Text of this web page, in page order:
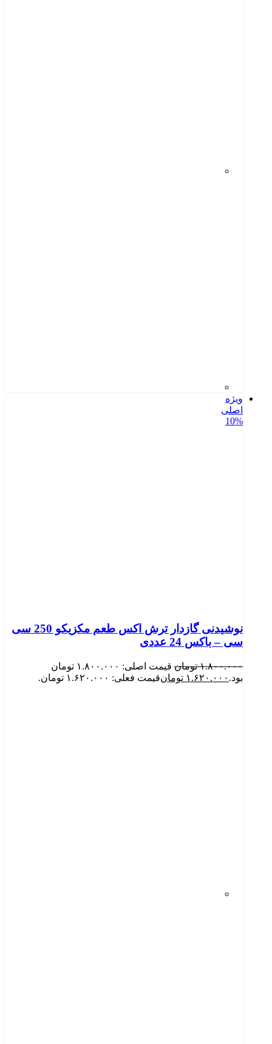
ویژه
اصلی
10%
نوشیدنی گازدار ترش اکس طعم مکزیکو 250 سی
سی – باکس 24 عددی
۱.۸۰۰.۰۰۰ تومان
قیمت اصلی: ۱.۸۰۰.۰۰۰ تومان
بود. ۱.۶۲۰.۰۰۰ تومانقیمت فعلی: ۱.۶۲۰.۰۰۰ تومان.